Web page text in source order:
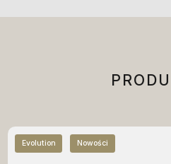
Evolution Nowości